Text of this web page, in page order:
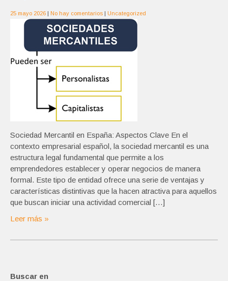
25 mayo 2026 | No hay comentarios | Uncategorized
Sociedad Mercantil en España: Aspectos Clave En el
contexto empresarial español, la sociedad mercantil es una
estructura legal fundamental que permite a los
emprendedores establecer y operar negocios de manera
formal. Este tipo de entidad ofrece una serie de ventajas y
características distintivas que la hacen atractiva para aquellos
que buscan iniciar una actividad comercial […]
Leer más »
Buscar en